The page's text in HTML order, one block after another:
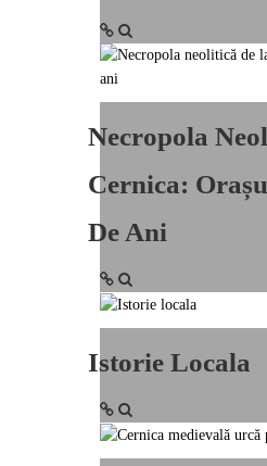
Necropola
Cernica:
De Ani
Istorie Locala